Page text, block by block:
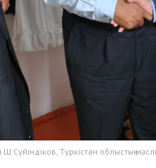
Түркістан облыстық